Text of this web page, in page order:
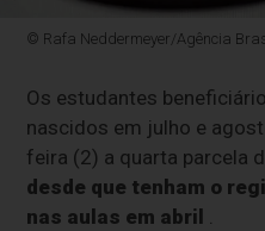
© Rafa Neddermeyer/Agência
Os estudantes
nascidos em julho e
feira (2) a quarta parcela
desde que tenham o
nas aulas em abril .